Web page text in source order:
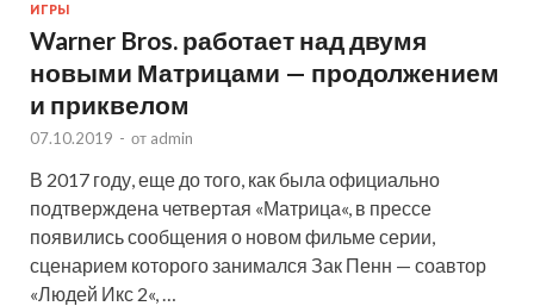
ИГРЫ
Warner Bros. работает над двумя
новыми Матрицами — продолжением
и приквелом
07.10.2019 - от admin
В 2017 году, еще до того, как была официально
подтверждена четвертая «Матрица«, в прессе
появились сообщения о новом фильме серии,
сценарием которого занимался Зак Пенн — соавтор
«Людей Икс 2«, …